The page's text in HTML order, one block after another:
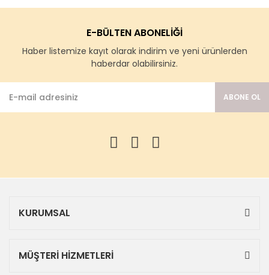
E-BÜLTEN ABONELİĞİ
Haber listemize kayıt olarak indirim ve yeni ürünlerden
haberdar olabilirsiniz.
ABONE OL
KURUMSAL
MÜŞTERİ HİZMETLERİ